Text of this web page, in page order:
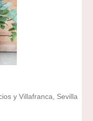
y Villafranca, Sevilla